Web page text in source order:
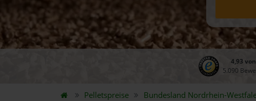
4,93
5.090
Pelletspreise Bundesland Nordrhein-